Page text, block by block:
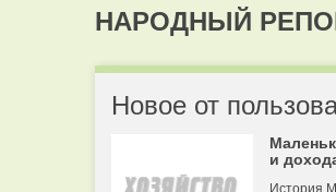
НАРОДНЫЙ
Новое от
и
История